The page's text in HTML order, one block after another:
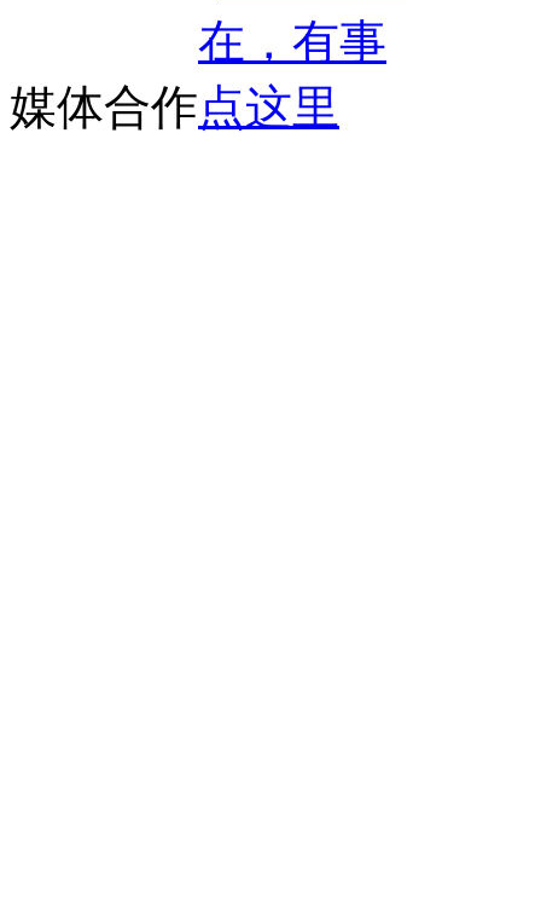
媒体合作